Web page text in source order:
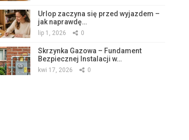
Urlop zaczyna się przed wyjazdem –
jak naprawdę…
lip 1, 2026 0
Skrzynka Gazowa – Fundament
Bezpiecznej Instalacji w…
kwi 17, 2026 0